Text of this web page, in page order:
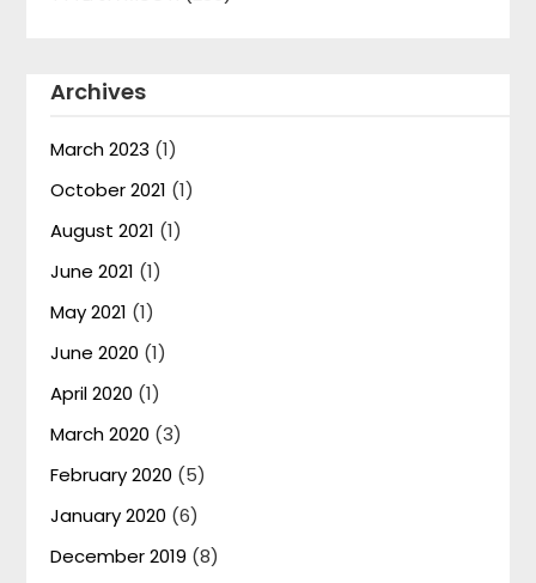
Archives
March 2023 (1)
October 2021 (1)
August 2021 (1)
June 2021 (1)
May 2021 (1)
June 2020 (1)
April 2020 (1)
March 2020 (3)
February 2020 (5)
January 2020 (6)
December 2019 (8)